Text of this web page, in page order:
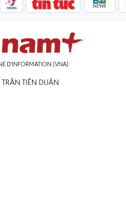
D'INFORMATION (VNA)
TIÊN DUÂN